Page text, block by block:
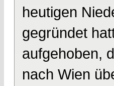
heutigen
gegründet
aufgehoben,
nach Wien